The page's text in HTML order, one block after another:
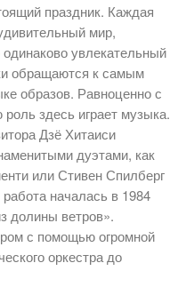
праздник. Каждая
мир,
увлекательный
обращаются к самым
образов. Равноценно с
здесь играет музыка.
Дзё Хитаиси
дуэтами, как
или Стивен Спилберг
началась в 1984
долины ветров».
с помощью огромной
оркестра до